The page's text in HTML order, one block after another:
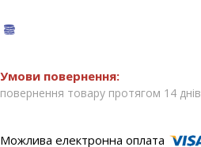
повернення товару протягом 14 днів